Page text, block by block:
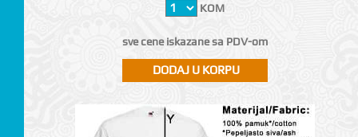
KOM
sve cene iskazane sa PDV-om